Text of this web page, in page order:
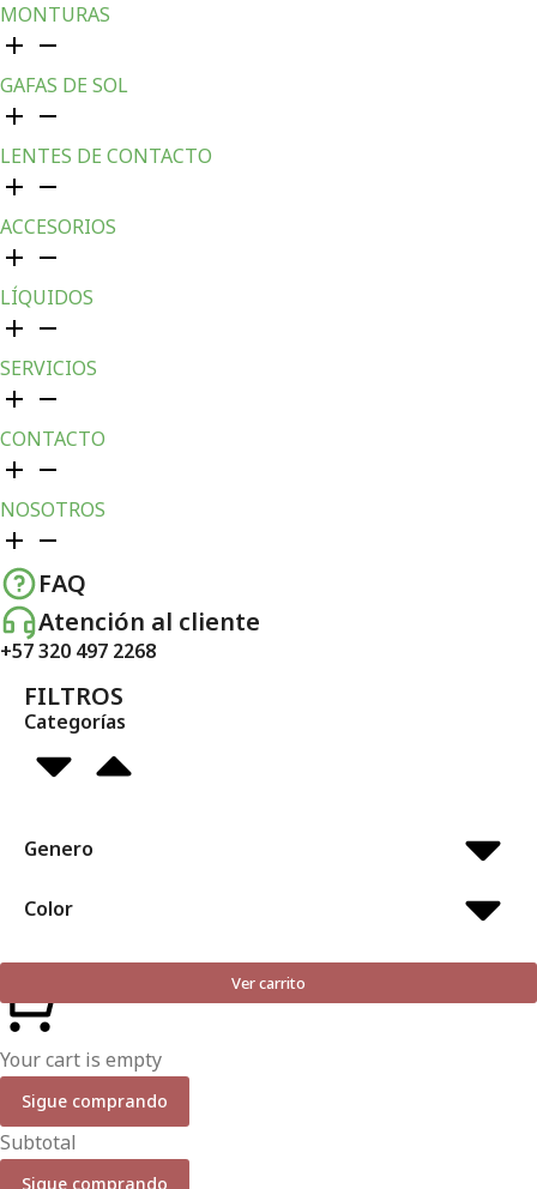
MONTURAS
GAFAS DE SOL
LENTES DE CONTACTO
ACCESORIOS
LÍQUIDOS
SERVICIOS
CONTACTO
NOSOTROS
FAQ
Atención al cliente
+57 320 497 2268
FILTROS
Categorías
Genero
Color
Ver carrito
Your cart is empty
Sigue comprando
Subtotal
Sigue comprando